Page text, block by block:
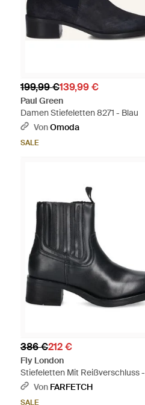
199,99 €139,99 €
Paul Green
Damen Stiefeletten 8271 - Blau
VonOmoda
SALE
386 €212 €
Fly London
Stiefeletten Mit Reißverschluss -
Schwarz
Von FARFETCH
SALE